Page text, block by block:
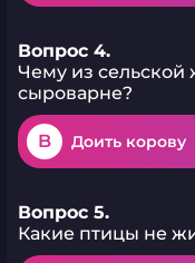
Вопрос 4.
Чему из сельской
сыроварне?
B Доить корову
Вопрос 5.
Какие птицы не